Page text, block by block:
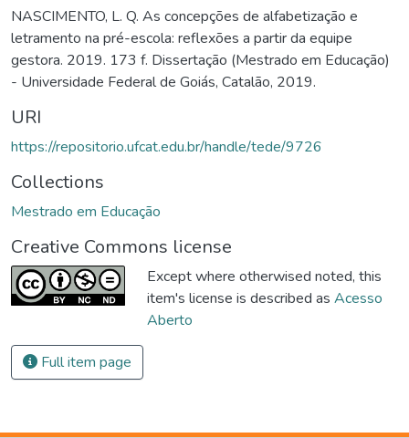
NASCIMENTO, L. Q. As concepções de alfabetização e
letramento na pré-escola: reflexões a partir da equipe
gestora. 2019. 173 f. Dissertação (Mestrado em Educação)
- Universidade Federal de Goiás, Catalão, 2019.
URI
https://repositorio.ufcat.edu.br/handle/tede/9726
Collections
Mestrado em Educação
Creative Commons license
Except where otherwised noted, this
item's license is described as Acesso
Aberto
Full item page